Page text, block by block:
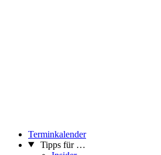
Terminkalender
Tipps für …